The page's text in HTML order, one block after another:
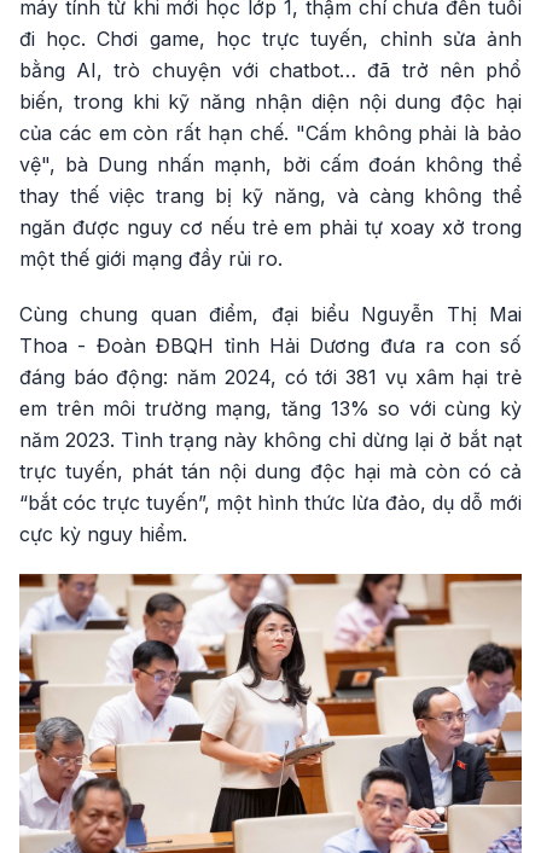
máy tính từ khi mới học lớp 1, thậm chí chưa đến tuổi
đi học. Chơi game, học trực tuyến, chỉnh sửa ảnh
bằng AI, trò chuyện với chatbot… đã trở nên phổ
biến, trong khi kỹ năng nhận diện nội dung độc hại
của các em còn rất hạn chế. "Cấm không phải là bảo
vệ", bà Dung nhấn mạnh, bởi cấm đoán không thể
thay thế việc trang bị kỹ năng, và càng không thể
ngăn được nguy cơ nếu trẻ em phải tự xoay xở trong
một thế giới mạng đầy rủi ro.
Cùng chung quan điểm, đại biểu Nguyễn Thị Mai
Thoa - Đoàn ĐBQH tỉnh Hải Dương đưa ra con số
đáng báo động: năm 2024, có tới 381 vụ xâm hại trẻ
em trên môi trường mạng, tăng 13% so với cùng kỳ
năm 2023. Tình trạng này không chỉ dừng lại ở bắt nạt
trực tuyến, phát tán nội dung độc hại mà còn có cả
“bắt cóc trực tuyến”, một hình thức lừa đảo, dụ dỗ mới
cực kỳ nguy hiểm.